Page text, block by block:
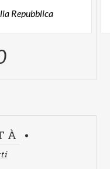
Repubblica